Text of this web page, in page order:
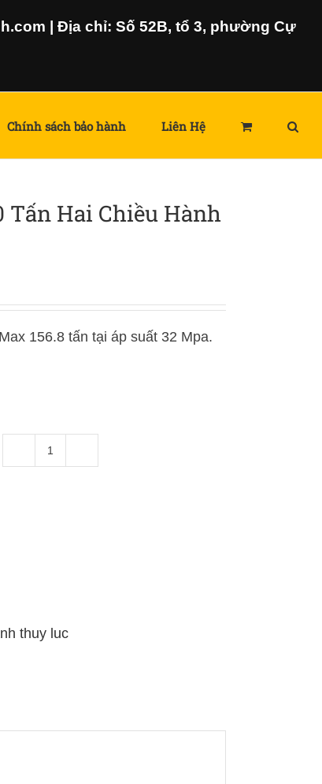
| Địa chỉ: Số 52B, tổ 3, phường Cự
Chính sách bảo hành Liên Hệ
Tấn Hai Chiều Hành
156.8 tấn tại áp suất 32 Mpa.
Xi
Hành
thuy luc